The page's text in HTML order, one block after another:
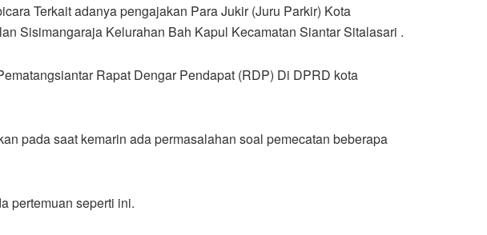
Terkait adanya pengajakan Para Jukir (Juru Parkir) Kota
Sisimangaraja Kelurahan Bah Kapul Kecamatan Siantar Sitalasari .
Rapat Dengar Pendapat (RDP) Di DPRD kota
pada saat kemarin ada permasalahan soal pemecatan beberapa
pertemuan seperti ini.